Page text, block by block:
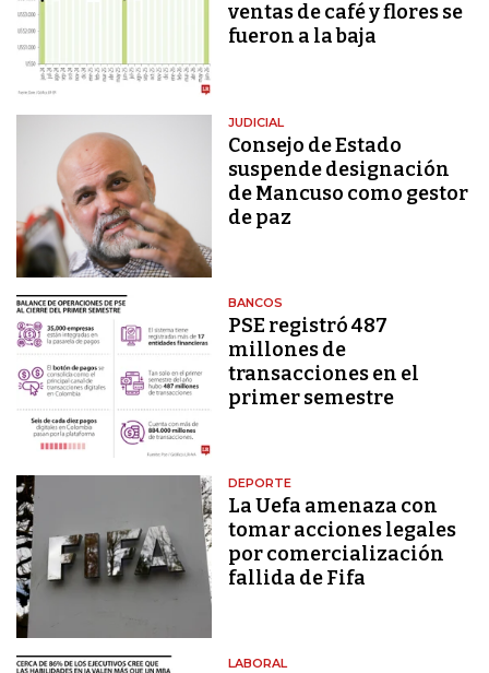
ventas de café y flores se
fueron a la baja
JUDICIAL
Consejo de Estado
suspende designación
de Mancuso como gestor
de paz
BANCOS
PSE registró 487
millones de
transacciones en el
primer semestre
DEPORTE
La Uefa amenaza con
tomar acciones legales
por comercialización
fallida de Fifa
LABORAL